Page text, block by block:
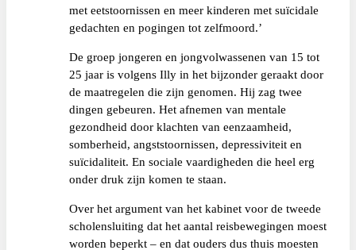
met eetstoornissen en meer kinderen met suïcidale
gedachten en pogingen tot zelfmoord.’
De groep jongeren en jongvolwassenen van 15 tot
25 jaar is volgens Illy in het bijzonder geraakt door
de maatregelen die zijn genomen. Hij zag twee
dingen gebeuren. Het afnemen van mentale
gezondheid door klachten van eenzaamheid,
somberheid, angststoornissen, depressiviteit en
suïcidaliteit. En sociale vaardigheden die heel erg
onder druk zijn komen te staan.
Over het argument van het kabinet voor de tweede
scholensluiting dat het aantal reisbewegingen moest
worden beperkt – en dat ouders dus thuis moesten